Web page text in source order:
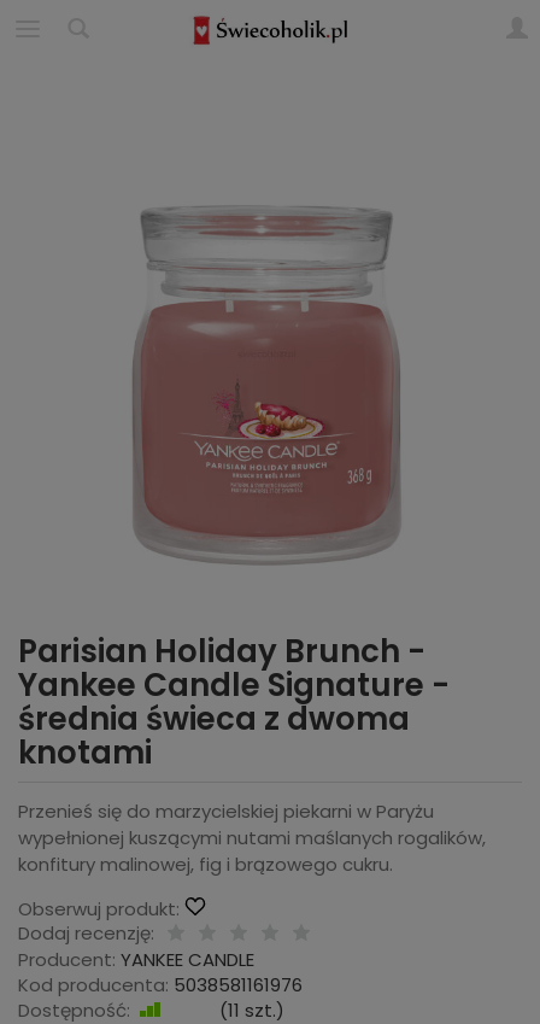
Parisian Holiday Brunch -
Yankee Candle Signature -
średnia świeca z dwoma
knotami
Przenieś się do marzycielskiej piekarni w Paryżu
wypełnionej kuszącymi nutami maślanych rogalików,
konfitury malinowej, fig i brązowego cukru.
Obserwuj produkt:
Dodaj recenzję:
Producent: YANKEE CANDLE
Kod producenta: 5038581161976
Dostępność:
(11 szt.)